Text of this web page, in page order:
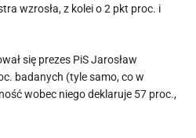
wzrosła, z kolei o 2 pkt proc. i
się prezes PiS Jarosław
badanych (tyle samo, co w
wobec niego deklaruje 57 proc.,